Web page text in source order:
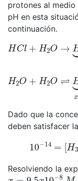
protones al
pH en esta
continuación.
HCl+ 2O → 3
H2O H2 O⇌ 3
Dado que la
deben satisfacer la
10−14 =[H
Resolviendo la
x=9.5x10− 8M